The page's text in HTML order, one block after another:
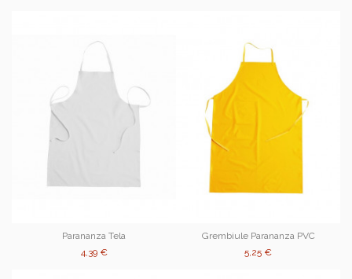
Parananza Tela
4,39 €
Grembiule Parananza PVC
5,25 €